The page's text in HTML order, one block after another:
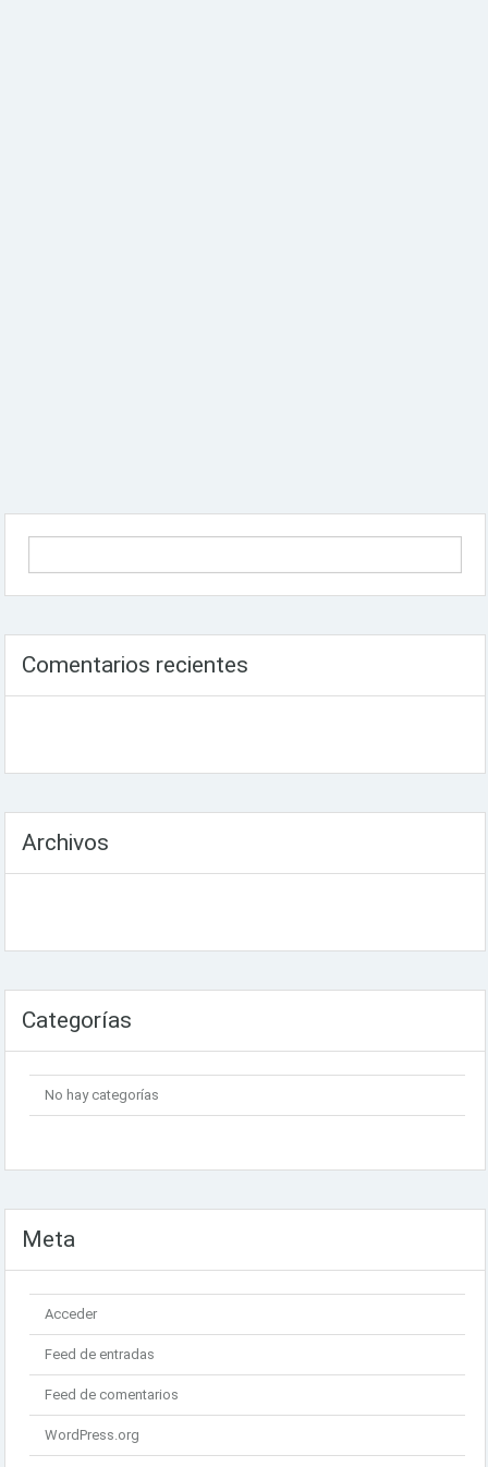
Comentarios recientes
Archivos
Categorías
No hay categorías
Meta
Acceder
Feed de entradas
Feed de comentarios
WordPress.org